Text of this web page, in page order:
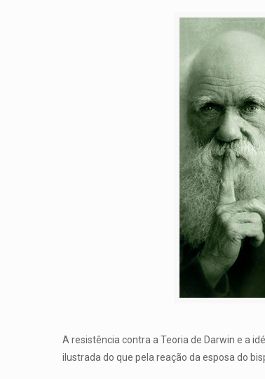
A resistência contra a Teoria de Darwin e a
ilustrada do que pela reação da esposa do